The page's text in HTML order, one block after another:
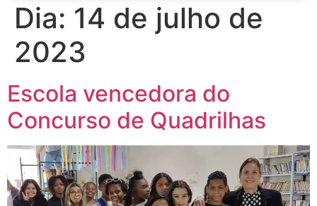
Dia: 14 de julho de
2023
Escola vencedora do
Concurso de Quadrilhas